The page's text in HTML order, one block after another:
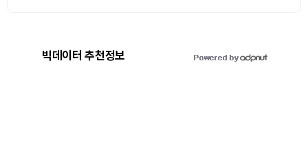
빅데이터 추천정보